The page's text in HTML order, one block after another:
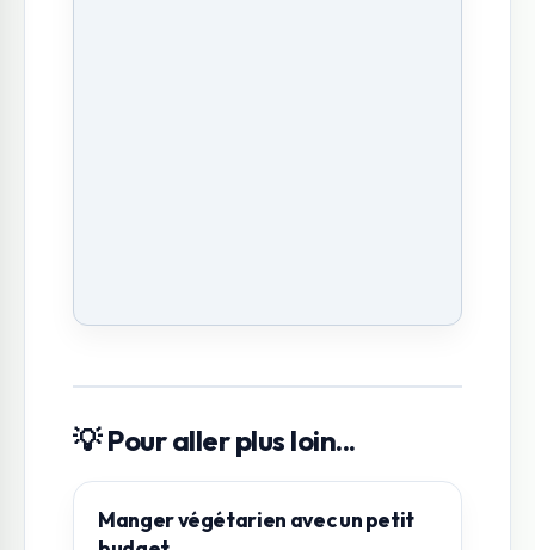
💡 Pour aller plus loin...
Manger végétarien avec un petit